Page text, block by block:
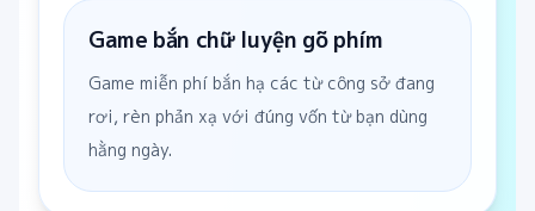
Game bắn chữ luyện gõ phím
Game miễn phí bắn hạ các từ công sở đang
rơi, rèn phản xạ với đúng vốn từ bạn dùng
hằng ngày.